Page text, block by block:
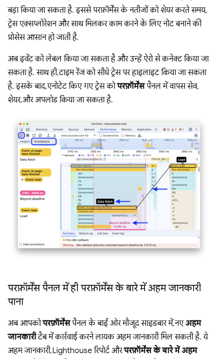
बड़ा किया जा सकता है. इससे परफ़ॉर्मेंस के नतीजों को शेयर करते समय,
ट्रेस एक्सप्लोरेशन और साथ मिलकर काम करने के लिए नोट बनाने की
प्रोसेस आसान हो जाती है.
अब इवेंट को लेबल किया जा सकता है और उन्हें ऐरो से कनेक्ट किया जा
सकता है. साथ ही, टाइम रेंज को सीधे ट्रेस पर हाइलाइट किया जा सकता
है. इसके बाद, एनोटेट किए गए ट्रेस कोपरफ़ॉर्मेंसपैनल में वापस सेव,
शेयर, और अपलोड किया जा सकता है.
परफ़ॉर्मेंस पैनल में ही परफ़ॉर्मेंस के बारे में अहम जानकारी
पाना
अब आपकोपरफ़ॉर्मेंसपैनल के बाईं ओर मौजूद साइडबार में, नएअहम
जानकारीटैब में कार्रवाई करने लायक अहम जानकारी मिल सकती है. ये
अहम जानकारी, Lighthouse रिपोर्ट औरपरफ़ॉर्मेंस के बारे में अहम